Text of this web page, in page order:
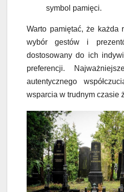
symbol pamięci.
Warto pamiętać, że każda
wybór gestów i
dostosowany do ich
preferencji.
autentycznego
wsparcia w trudnym czasie